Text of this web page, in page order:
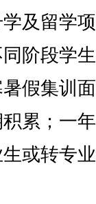
及留学
阶段学
假集训
累；一
或转专